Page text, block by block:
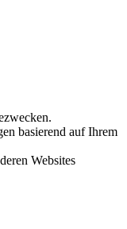
basierend auf Ihrem
Websites